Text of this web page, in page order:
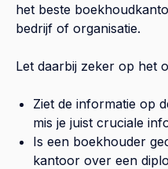
het beste
bedrijf of organisatie.
Let daarbij zeker op het
Ziet de informatie op
mis je juist cruciale
Is een boekhouder
kantoor over een